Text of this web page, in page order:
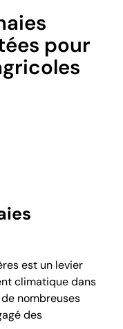
pour
est un levier
climatique dans
nombreuses
des